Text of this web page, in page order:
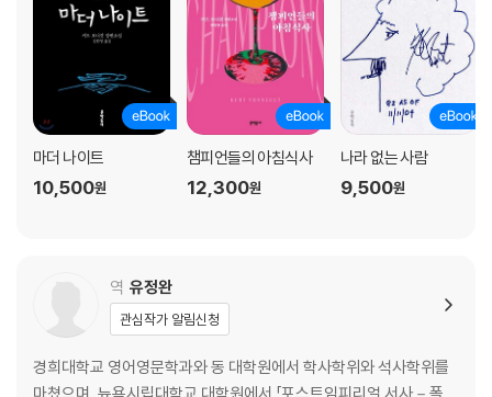
마더 나이트
10,500원
챔피언들의 아침식사
12,300원
나라 없는 사람
9,500원
역 유정완
관심작가 알림신청
경희대학교 영어영문학과와 동 대학원에서 학사학위와 석사학위를